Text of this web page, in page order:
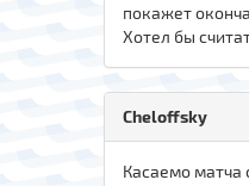
покажет
Хотел бы
Cheloffsky
Касаемо матча